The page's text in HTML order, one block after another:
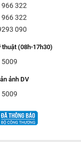
322
322
090
thuật (08h-17h30)
5009
ảnh DV
5009